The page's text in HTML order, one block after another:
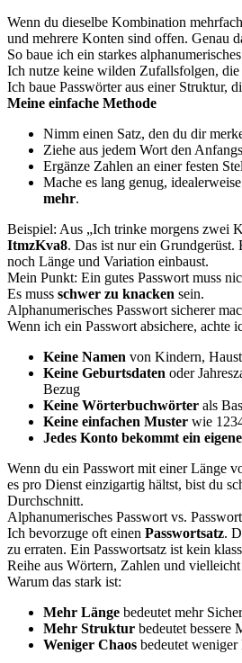
Wenn du dieselbe Kombination
und mehrere Konten sind offen. Genau
So baue ich ein starkes
Ich nutze keine wilden Zufallsfolgen, die
Ich baue Passwörter aus einer Struktur,
Meine einfache Methode
Nimm einen Satz, den du dir
Ziehe aus jedem Wort den
Ergänze Zahlen an einer festen
Mache es lang genug, idealerweise
mehr.
Beispiel: Aus „Ich trinke morgens zwei
ItmzKva8. Das ist nur ein Grundgerüst.
noch Länge und Variation einbaust.
Mein Punkt: Ein gutes Passwort muss
Es muss schwer zu knacken sein.
Alphanumerisches Passwort sicherer
Wenn ich ein Passwort absichere, achte
Keine Namen von Kindern,
Keine Geburtsdaten oder
Bezug
Keine Wörterbuchwörter als
Keine einfachen Muster wie
Jedes Konto bekommt ein
Wenn du ein Passwort mit einer Länge
es pro Dienst einzigartig hältst, bist du
Durchschnitt.
Alphanumerisches Passwort vs.
Ich bevorzuge oft einen Passwortsatz.
zu erraten. Ein Passwortsatz ist kein
Reihe aus Wörtern, Zahlen und
Warum das stark ist:
Mehr Länge bedeutet mehr
Mehr Struktur bedeutet bessere
Weniger Chaos bedeutet